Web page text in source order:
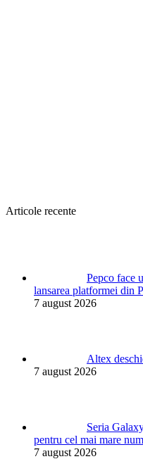
Articole recente
Pepco face
lansarea platformei din
7 august 2026
Altex
7 august 2026
Seria
pentru cel mai mare
7 august 2026